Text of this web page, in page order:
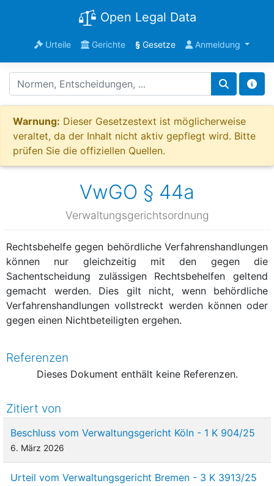
Open Legal Data
Urteile Gerichte §Gesetze Anmeldung
Warnung: Dieser Gesetzestext ist möglicherweise
veraltet, da der Inhalt nicht aktiv gepflegt wird. Bitte
prüfen Sie die offiziellen Quellen.
VwGO § 44a
Verwaltungsgerichtsordnung
Rechtsbehelfe gegen behördliche Verfahrenshandlungen
können nur gleichzeitig mit den gegen die
Sachentscheidung zulässigen Rechtsbehelfen geltend
gemacht werden. Dies gilt nicht, wenn behördliche
Verfahrenshandlungen vollstreckt werden können oder
gegen einen Nichtbeteiligten ergehen.
Referenzen
Dieses Dokument enthält keine Referenzen.
Zitiert von
Beschluss vom Verwaltungsgericht Köln - 1 K 904/25
6. März 2026
Urteil vom Verwaltungsgericht Bremen - 3 K 3913/25